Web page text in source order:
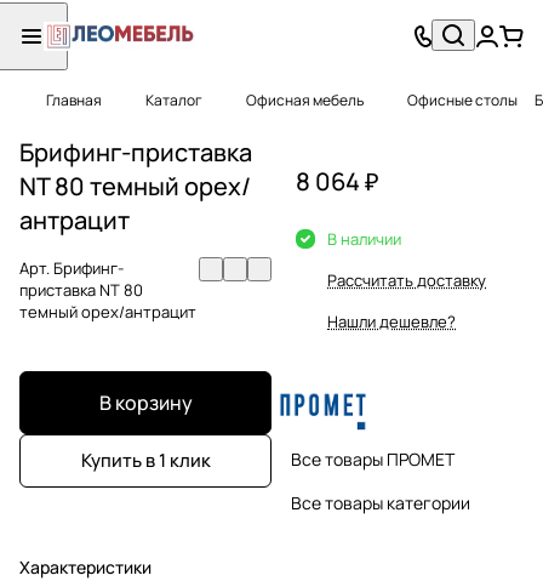
Главная Каталог Офисная мебель Офисные столы
Брифинг-приставка
NT 80 темный орех/
антрацит
Арт.Брифинг-
приставка NT 80
темный орех/антрацит
В корзину
Купить в 1 клик
Характеристики
8 064 ₽
В наличии
Рассчитать доставку
Нашли дешевле?
Все товары ПРОМЕТ
Все товары категории